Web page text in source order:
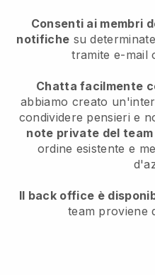
Consenti ai membri
notifiche su
tramite e-mail
Chatta facilmente
abbiamo creato
condividere pensieri e
note private del team
ordine esistente e
Il back office è
team proviene